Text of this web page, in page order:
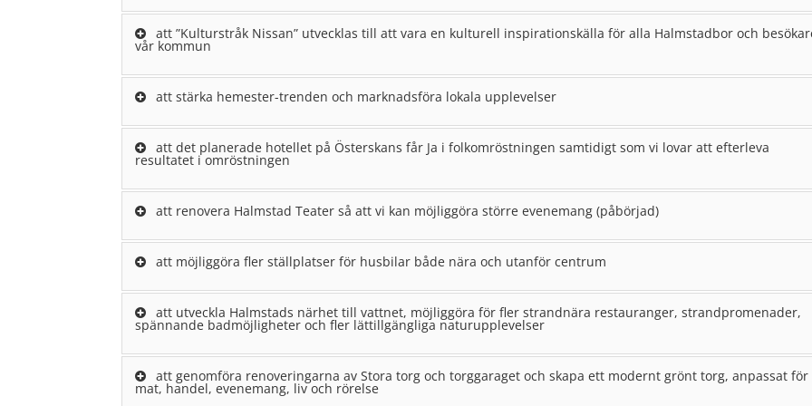
att ”Kulturstråk Nissan” utvecklas till att vara en kulturell inspirationskälla för alla Halmstadbor och
vår kommun
att stärka hemester-trenden och marknadsföra lokala upplevelser
att det planerade hotellet på Österskans får Ja i folkomröstningen samtidigt som vi lovar att efterleva
resultatet i omröstningen
att renovera Halmstad Teater så att vi kan möjliggöra större evenemang (påbörjad)
att möjliggöra fler ställplatser för husbilar både nära och utanför centrum
att utveckla Halmstads närhet till vattnet, möjliggöra för fler strandnära restauranger, strandpromenader,
spännande badmöjligheter och fler lättillgängliga naturupplevelser
att genomföra renoveringarna av Stora torg och torggaraget och skapa ett modernt grönt torg, anpassat för
mat, handel, evenemang, liv och rörelse